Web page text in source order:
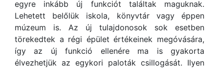
egyre inkább új funkciót találtak maguknak.
Lehetett belőlük iskola, könyvtár vagy éppen
múzeum is. Az új tulajdonosok sok esetben
törekedtek a régi épület értékeinek megóvására,
így az új funkció ellenére ma is gyakorta
élvezhetjük az egykori paloták csillogását. Ilyen